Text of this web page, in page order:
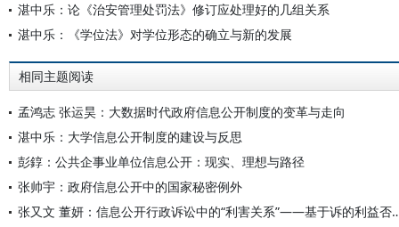
湛中乐：论《治安管理处罚法》修订应处理好的几组关系
湛中乐：《学位法》对学位形态的确立与新的发展
相同主题阅读
孟鸿志 张运昊：大数据时代政府信息公开制度的变革与走向
湛中乐：大学信息公开制度的建设与反思
彭錞：公共企事业单位信息公开：现实、理想与路径
张帅宇：政府信息公开中的国家秘密例外
张又文 董妍：信息公开行政诉